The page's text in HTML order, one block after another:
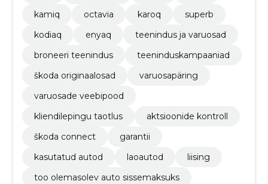
kamiq
octavia karoq
superb
kodiaq
enyaq
teenindus ja varuosad
broneeri teenindus
teeninduskampaaniad
škoda originaalosad
varuosapäring
varuosade veebipood
kliendilepingu taotlus
aktsioonide kontroll
škoda connect
garantii
kasutatud autod
laoautod
liising
too olemasolev auto sissemaksuks